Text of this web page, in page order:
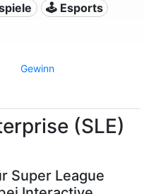
🕹️ Esports
Gewinn
(SLE)
Super League